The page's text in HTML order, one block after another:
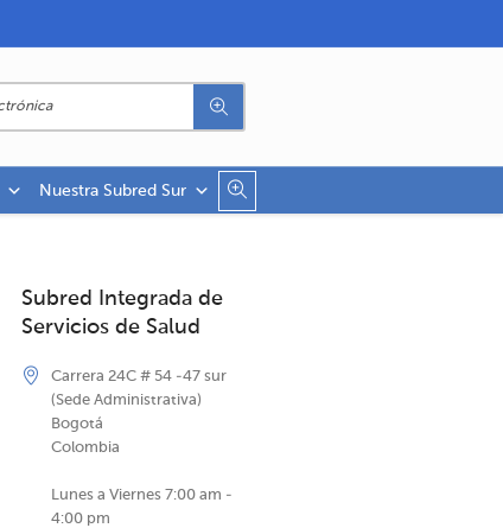
Nuestra Subred Sur
Subred Integrada de
Servicios de Salud
Carrera 24C # 54 -47 sur
(Sede Administrativa)
Bogotá
Colombia
Lunes a Viernes 7:00 am -
4:00 pm